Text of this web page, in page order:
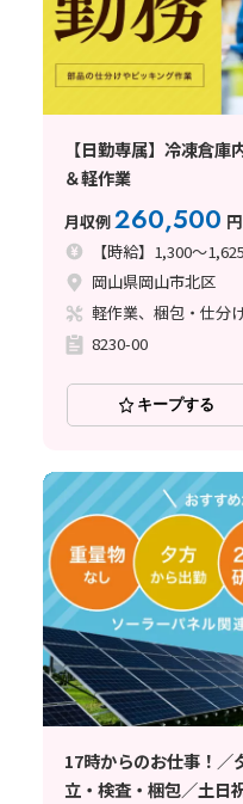
【日勤専属】冷凍倉
＆軽作業
月収例260,500 円
【時給】1,300～
岡山県岡山市北区
軽作業、梱包・仕分
8230-00
キープする
17時からのお仕事！／
立・検査・梱包／土日